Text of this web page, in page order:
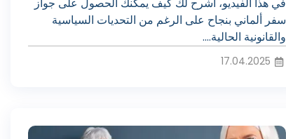
و
ا
ل
سفر ألماني بنجاح على الرغم من التحديات السياسية
والقانونية الحالية....
17.04.2025